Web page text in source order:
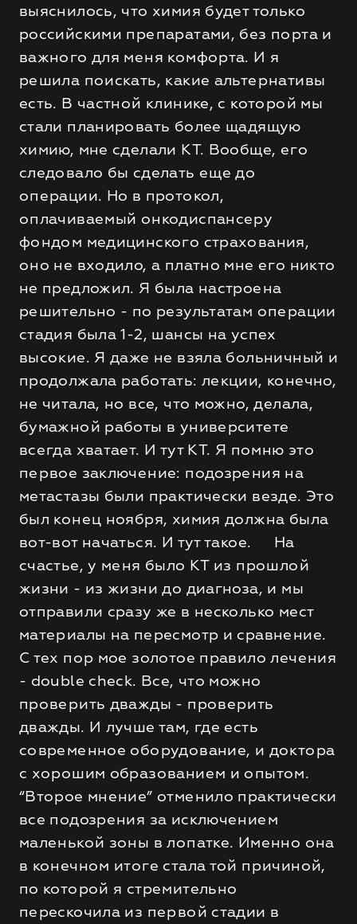
выяснилось, что химия будет только
российскими препаратами, без порта и
важного для меня комфорта. И я
решила поискать, какие альтернативы
есть. В частной клинике, с которой мы
стали планировать более щадящую
химию, мне сделали КТ. Вообще, его
следовало бы сделать еще до
операции. Но в протокол,
оплачиваемый онкодиспансеру
фондом медицинского страхования,
оно не входило, а платно мне его никто
не предложил. Я была настроена
решительно - по результатам операции
стадия была 1-2, шансы на успех
высокие. Я даже не взяла больничный и
продолжала работать: лекции, конечно,
не читала, но все, что можно, делала,
бумажной работы в университете
всегда хватает. И тут КТ. Я помню это
первое заключение: подозрения на
метастазы были практически везде. Это
был конец ноября, химия должна была
вот-вот начаться. И тут такое. На
счастье, у меня было КТ из прошлой
жизни - из жизни до диагноза, и мы
отправили сразу же в несколько мест
материалы на пересмотр и сравнение.
С тех пор мое золотое правило лечения
- double check. Все, что можно
проверить дважды - проверить
дважды. И лучше там, где есть
современное оборудование, и доктора
с хорошим образованием и опытом.
“Второе мнение” отменило практически
все подозрения за исключением
маленькой зоны в лопатке. Именно она
в конечном итоге стала той причиной,
по которой я стремительно
перескочила из первой стадии в